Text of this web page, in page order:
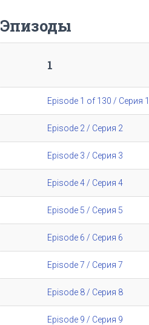
Эпизоды
1
Episode 1 of 130 / Серия
Episode 2 / Серия 2
Episode 3 / Серия 3
Episode 4 / Серия 4
Episode 5 / Серия 5
Episode 6 / Серия 6
Episode 7 / Серия 7
Episode 8 / Серия 8
Episode 9 / Серия 9